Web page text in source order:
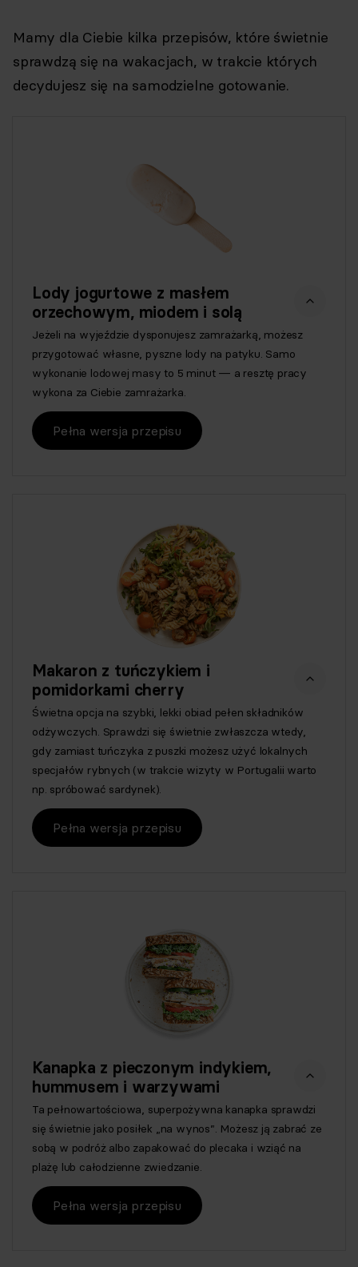
Mamy dla Ciebie kilka przepisów, które świetnie
sprawdzą się na wakacjach, w trakcie których
decydujesz się na samodzielne gotowanie.
Lody jogurtowe z masłem
orzechowym, miodem i solą
Jeżeli na wyjeździe dysponujesz zamrażarką, możesz
przygotować własne, pyszne lody na patyku. Samo
wykonanie lodowej masy to 5 minut — a resztę pracy
wykona za Ciebie zamrażarka.
Pełna wersja przepisu
Makaron z tuńczykiem i
pomidorkami cherry
Świetna opcja na szybki, lekki obiad pełen składników
odżywczych. Sprawdzi się świetnie zwłaszcza wtedy,
gdy zamiast tuńczyka z puszki możesz użyć lokalnych
specjałów rybnych (w trakcie wizyty w Portugalii warto
np. spróbować sardynek).
Pełna wersja przepisu
Kanapka z pieczonym indykiem,
hummusem i warzywami
Ta pełnowartościowa, superpożywna kanapka sprawdzi
się świetnie jako posiłek „na wynos”. Możesz ją zabrać ze
sobą w podróż albo zapakować do plecaka i wziąć na
plażę lub całodzienne zwiedzanie.
Pełna wersja przepisu